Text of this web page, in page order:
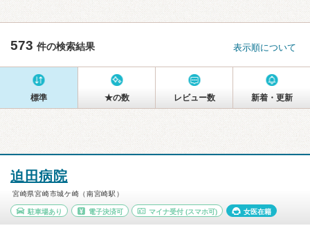
573 件の検索結果 表示順について
標準 ★の数 レビュー数 新着・更新
迫田病院
宮崎県宮崎市城ケ崎（南宮崎駅）
駐車場あり 電子決済可 マイナ受付 (スマホ可) 女医在籍